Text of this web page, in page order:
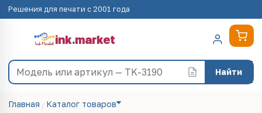
Решения для печати с 2001 года
ink.market
Найти
Главная
Каталог товаров